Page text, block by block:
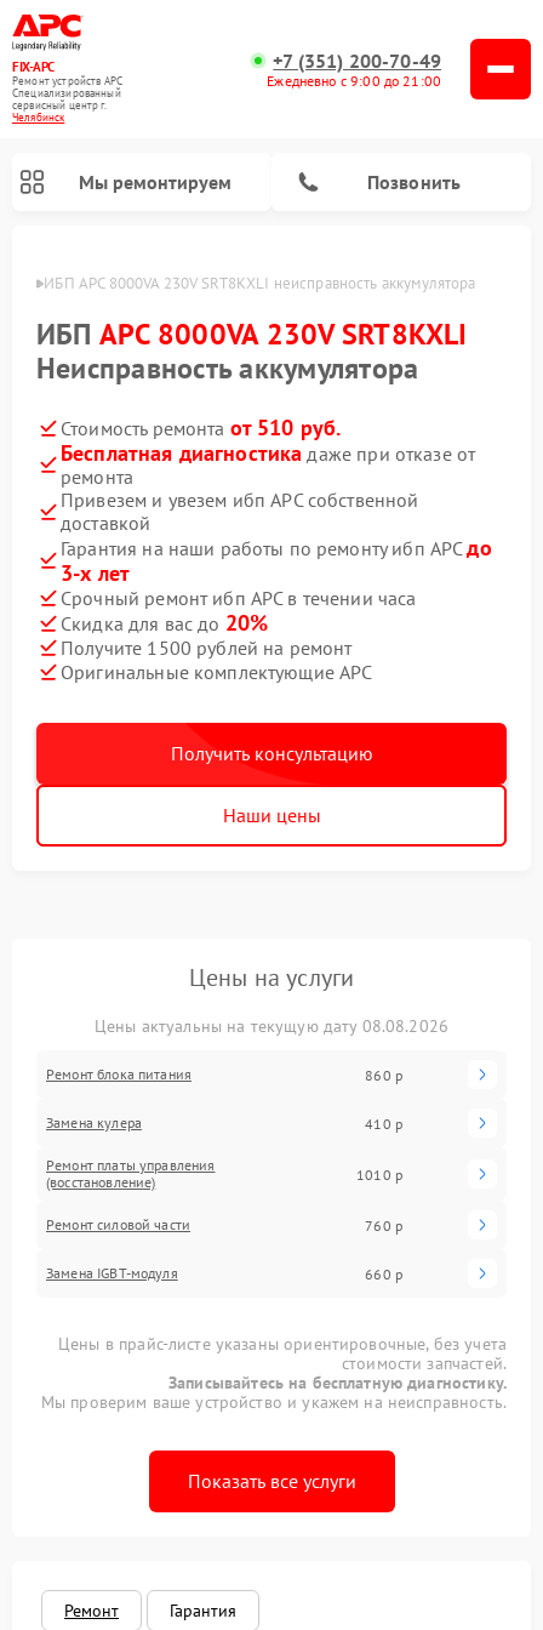
FIX-APC
Ремонт устройств APC
Специализированный
cервисный центр г.
Челябинск
+7 (351) 200-70-49
Ежедневно с 9:00 до 21:00
Мы ремонтируем Позвонить
ИБП APC 8000VA 230V SRT8KXLI неисправность аккумулятора
ИБП APC 8000VA 230V SRT8KXLI
Неисправность аккумулятора
Стоимость ремонта от 510 руб.
Бесплатная диагностика даже при отказе от
ремонта
Привезем и увезем ибп APC собственной
доставкой
Гарантия на наши работы по ремонту ибп APCдо
3-х лет
Срочный ремонт ибп APC в течении часа
Скидка для вас до 20%
Получите 1500 рублей на ремонт
Оригинальные комплектующие APC
Получить консультацию
Наши цены
Цены на услуги
Цены актуальны на текущую дату 08.08.2026
Ремонт блока питания 860 р
Замена кулера 410 р
Ремонт платы управления
(восстановление)
1010 р
Ремонт силовой части 760 р
Замена IGBT-модуля 660 р
Цены в прайс-листе указаны ориентировочные, без учета
стоимости запчастей.
Записывайтесь на бесплатную диагностику.
Мы проверим ваше устройство и укажем на неисправность.
Показать все услуги
Ремонт Гарантия